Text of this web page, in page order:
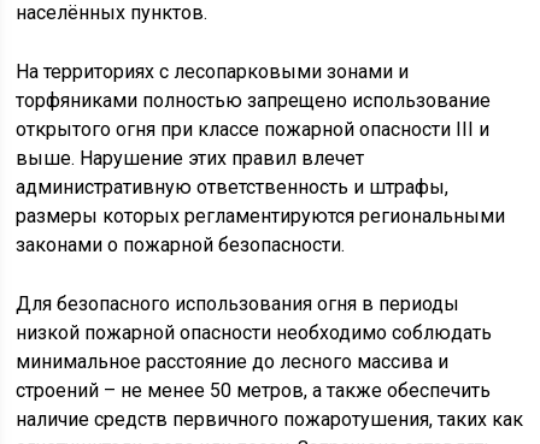
населённых пунктов.
На территориях с лесопарковыми зонами и
торфяниками полностью запрещено использование
открытого огня при классе пожарной опасности III и
выше. Нарушение этих правил влечет
административную ответственность и штрафы,
размеры которых регламентируются региональными
законами о пожарной безопасности.
Для безопасного использования огня в периоды
низкой пожарной опасности необходимо соблюдать
минимальное расстояние до лесного массива и
строений – не менее 50 метров, а также обеспечить
наличие средств первичного пожаротушения, таких как